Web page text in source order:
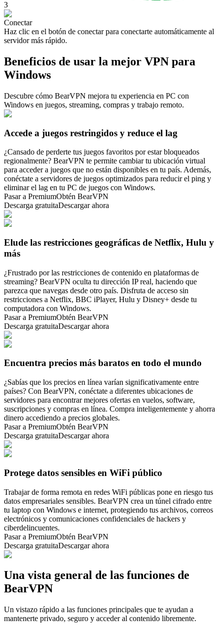
3
Conectar
Haz clic en el botón de conectar para conectarte automáticamente al
servidor más rápido.
Beneficios de usar la mejor VPN para
Windows
Descubre cómo BearVPN mejora tu experiencia en PC con
Windows en juegos, streaming, compras y trabajo remoto.
Accede a juegos restringidos y reduce el lag
¿Cansado de perderte tus juegos favoritos por estar bloqueados
regionalmente? BearVPN te permite cambiar tu ubicación virtual
para acceder a juegos que no están disponibles en tu país. Además,
conéctate a servidores de juegos optimizados para reducir el ping y
eliminar el lag en tu PC de juegos con Windows.
Pasar a PremiumObtén BearVPN
Descarga gratuitaDescargar ahora
Elude las restricciones geográficas de Netflix, Hulu y
más
¿Frustrado por las restricciones de contenido en plataformas de
streaming? BearVPN oculta tu dirección IP real, haciendo que
parezca que navegas desde otro país. Disfruta de acceso sin
restricciones a Netflix, BBC iPlayer, Hulu y Disney+ desde tu
computadora con Windows.
Pasar a PremiumObtén BearVPN
Descarga gratuitaDescargar ahora
Encuentra precios más baratos en todo el mundo
¿Sabías que los precios en línea varían significativamente entre
países? Con BearVPN, conéctate a diferentes ubicaciones de
servidores para encontrar mejores ofertas en vuelos, software,
suscripciones y compras en línea. Compra inteligentemente y ahorra
dinero accediendo a precios globales.
Pasar a PremiumObtén BearVPN
Descarga gratuitaDescargar ahora
Protege datos sensibles en WiFi público
Trabajar de forma remota en redes WiFi públicas pone en riesgo tus
datos empresariales sensibles. BearVPN crea un túnel cifrado entre
tu laptop con Windows e internet, protegiendo tus archivos, correos
electrónicos y comunicaciones confidenciales de hackers y
ciberdelincuentes.
Pasar a PremiumObtén BearVPN
Descarga gratuitaDescargar ahora
Una vista general de las funciones de
BearVPN
Un vistazo rápido a las funciones principales que te ayudan a
mantenerte privado, seguro y acceder al contenido libremente.